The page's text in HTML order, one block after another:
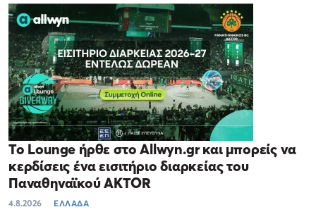
Το Lounge ήρθε στο Allwyn.gr και μπορείς να
κερδίσεις ένα εισιτήριο διαρκείας του
Παναθηναϊκού AKTOR
4.8.2026 ΕΛΛΑΔΑ